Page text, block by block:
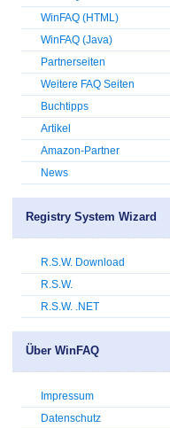
WinFAQ (HTML)
WinFAQ (Java)
Partnerseiten
Weitere FAQ Seiten
Buchtipps
Artikel
Amazon-Partner
News
Registry System Wizard
R.S.W. Download
R.S.W.
R.S.W. .NET
Über WinFAQ
Impressum
Datenschutz